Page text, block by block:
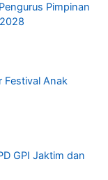
Pimpinan
Festival Anak
GPI Jaktim dan